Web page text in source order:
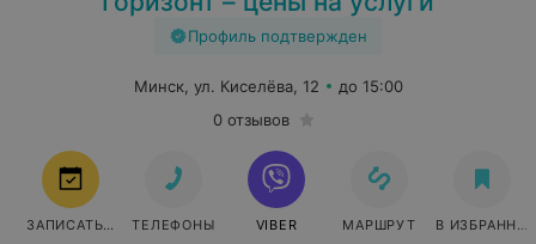
Профиль подтвержден
Минск, ул. Киселёва, 12
до 15:00
0 отзывов
ЗАПИСАТЬСЯ ТЕЛЕФОНЫ VIBER МАРШРУТ В ИЗБРАННОЕ